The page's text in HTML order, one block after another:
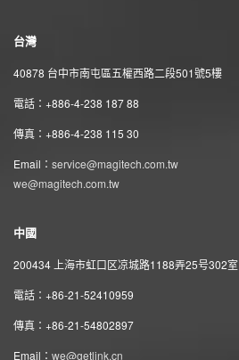
台灣
40878 台中市南屯區五權西路二段501號5樓
電話：+886-4-238 187 88
傳真：+886-4-238 115 30
Email： service@magitech.com.tw
we@magitech.com.tw
中國
200434 上海市虹口区凉城路1188弄25号302室
電話：+86-21-52410959
傳真：+86-21-54802897
Email： we@getlink.cn